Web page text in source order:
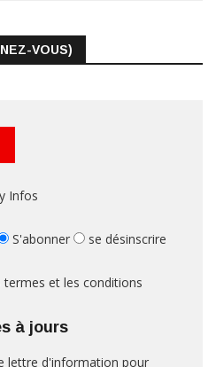
VOUS)
Infos
S'abonner se désinscrire
termes et les conditions
à jours
lettre d'information pour